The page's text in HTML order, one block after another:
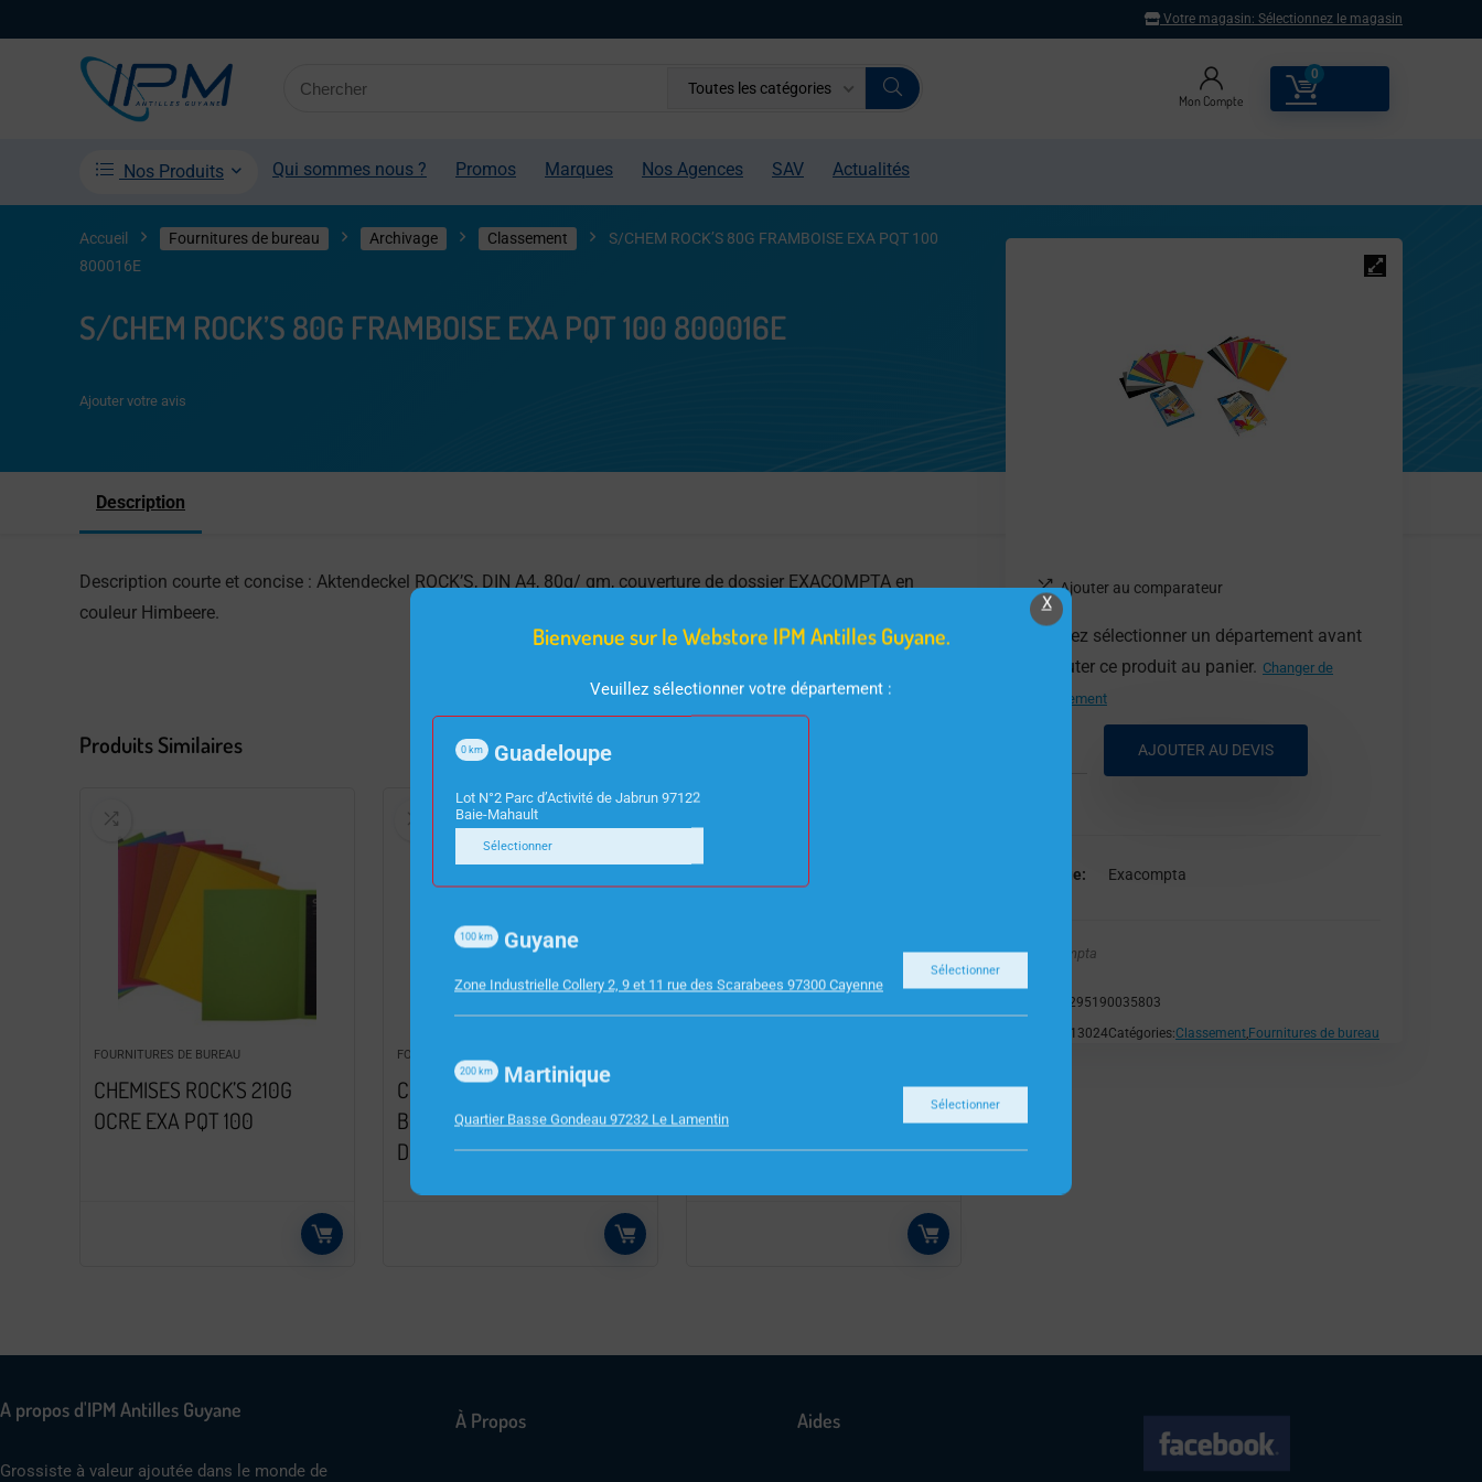
Votre magasin: Sélectionnez le magasin
Toutes les catégories
Mon Compte
0
Nos Produits Qui sommes nous ? Promos Marques Nos Agences SAV Actualités
Accueil Fournitures de bureau Archivage Classement
S/CHEM ROCK’S 80G FRAMBOISE EXA PQT 100
800016E
S/CHEM ROCK’S 80G FRAMBOISE EXA PQT 100 800016E
Ajouter au comparateur
Veuillez sélectionner un département avant
d'ajouter ce produit au panier. Changer de
département
AJOUTER AU DEVIS
Marque Exacompta
Exacompta
3295190035803
H13024Catégories:Classement Fournitures de bureau
Ajouter votre avis
Description
Description courte et concise : Aktendeckel ROCK’S, DIN A4, 80g/ qm, couverture de dossier EXACOMPTA en
couleur Himbeere.
Produits Similaires
FOURNITURES DE BUREAU
CHEMISES ROCK’S 210G
OCRE EXA PQT 100
FOURNITURES DE BUREAU
CONTENEUR ARCHIVES
BOXY KRAF /OUVERT
DESSUS ESSELTE
MARQUES PAGES POST IT
FLECHE 11.9X43.2MM ROSE
ORANGE VERT BLEU
A propos d'IPM Antilles Guyane
Grossiste à valeur ajoutée dans le monde de
À Propos Aides
X
Bienvenue sur le Webstore IPM Antilles Guyane.
Veuillez sélectionner votre département :
Guadeloupe
0 km
Lot N°2 Parc d’Activité de Jabrun 97122
Baie-Mahault
Sélectionner
Guyane
100 km
Zone Industrielle Collery 2, 9 et 11 rue des Scarabees 97300 Cayenne
Sélectionner
Martinique
200 km
Quartier Basse Gondeau 97232 Le Lamentin
Sélectionner